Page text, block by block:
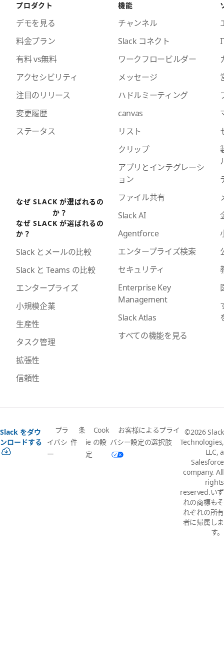
プロダクト
デモを見る
料金プラン
有料 vs無料
アクセシビリティ
注目のリリース
変更履歴
ステータス
なぜ SLACK が選ばれるの
か？
なぜ SLACK が選ばれるの
か？
Slack とメールの比較
Slack と Teams の比較
エンタープライズ
小規模企業
生産性
タスク管理
拡張性
信頼性
機能
チャンネル
Slack コネクト
ワークフロービルダー
メッセージ
ハドルミーティング
canvas
リスト
クリップ
アプリとインテグレーシ
ョン
ファイル共有
Slack AI
Agentforce
エンタープライズ検索
セキュリティ
Enterprise Key
Management
Slack Atlas
すべての機能を見る
Slack をダウ
ンロードする
プラ
イバシ
ー
条
件
Cook
ie の設
定
お客様によるプライ
バシー設定の選択肢
©2026 Slack
Technologies,
LLC, a
Salesforce
company. All
rights
reserved.いず
れの商標もそ
れぞれの所有
者に帰属しま
す。